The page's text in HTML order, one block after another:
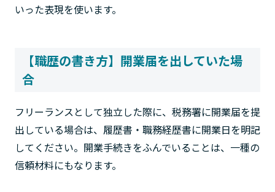
いった表現を使います。
【職歴の書き方】開業届を出していた場
合
フリーランスとして独立した際に、税務署に開業届を提
出している場合は、履歴書・職務経歴書に開業日を明記
してください。開業手続きをふんでいることは、一種の
信頼材料にもなります。